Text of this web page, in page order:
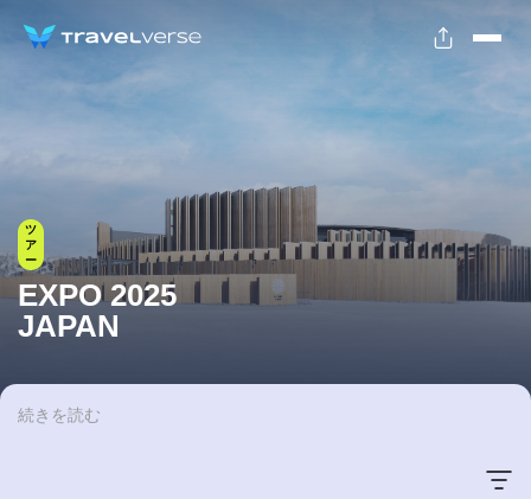
ツ
ア
ー
EXPO 2025
JAPAN
続きを読む